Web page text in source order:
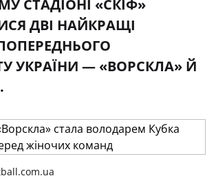
СТАДІОНІ «СКІФ»
ДВІ НАЙКРАЩІ
УКРАЇНИ — «ВОРСКЛА» Й